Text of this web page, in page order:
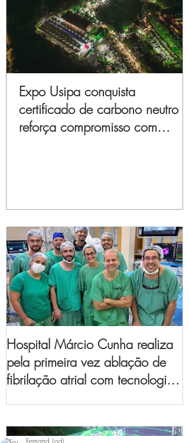
Expo Usipa conquista
certificado de carbono neutro e
reforça compromisso com
Hospital Márcio Cunha realiza
pela primeira vez ablação de
fibrilação atrial com tecnologia
Fernand Lodi